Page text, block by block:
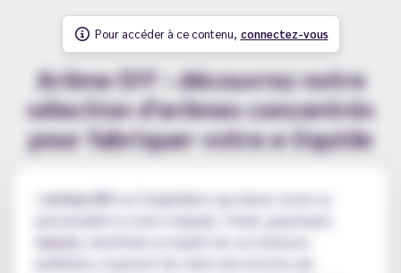
Pour accéder à ce contenu, connectez-vous
Arôme DIY : découvrez notre
sélection d'arômes concentrés
pour fabriquer votre e-liquide
arôme DIY
est l'ingrédient qui donne toute sa
personnalité à votre e-liquide. Fruité, gourmand,
classic